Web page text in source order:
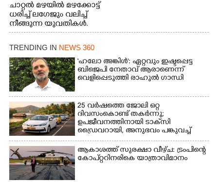
ചാറ്റൽ മഴയിൽ മഴക്കോട്ട്
ധരിച്ച് ലഗേജും വലിച്ച്
നീങ്ങുന്ന യുവതികൾ.
എറണാകുളം മേനകയിൽ
നിന്നുള്ള കാഴ്ച
TRENDING IN NEWS 360
'ഹലോ അങ്കിൾ': ഏറ്റവും ഇഷ്ടപ്പെട്ട
ബിജെപി നേതാവ് ആരാണെന്ന്
വെളിപ്പെടുത്തി രാഹുൽ ഗാന്ധി
25 വർഷത്തെ ജോലി ഒറ്റ
ദിവസംകൊണ്ട് തകർന്നു;
ഉപജീവനത്തിനായി ടാക്‌സി
ഡ്രൈവറായി,​ അനുഭവം പങ്കുവച്ച്
യുവതി
ആകാശത്ത് സുരക്ഷാ വീഴ്‌ച: ട്രംപിന്റെ
കോ‌പ്‌റ്ററിനരികെ യാത്രാവിമാനം